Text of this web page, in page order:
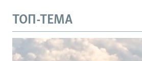
ТОП-ТЕМА